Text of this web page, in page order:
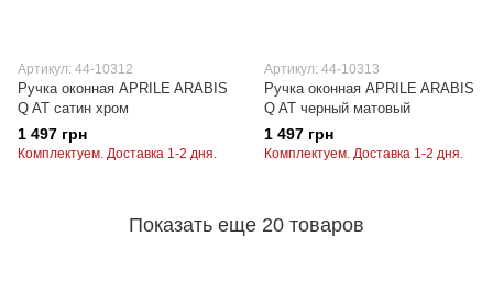
Артикул: 44-10312
Ручка оконная APRILE ARABIS
Q AT сатин хром
1 497 грн
Комплектуем. Доставка 1-2 дня.
Артикул: 44-10313
Ручка оконная APRILE ARABIS
Q AT черный матовый
1 497 грн
Комплектуем. Доставка 1-2 дня.
Показать еще 20 товаров